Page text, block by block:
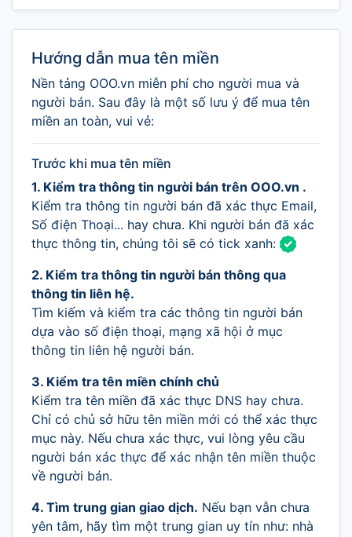
Hướng dẫn mua tên miền
Nền tảng OOO.vn miễn phí cho người mua và
người bán. Sau đây là một số lưu ý để mua tên
miền an toàn, vui vẻ:
Trước khi mua tên miền
1. Kiểm tra thông tin người bán trên OOO.vn .
Kiểm tra thông tin người bán đã xác thực Email,
Số điện Thoại... hay chưa. Khi người bán đã xác
thực thông tin, chúng tôi sẽ có tick xanh:
2. Kiểm tra thông tin người bán thông qua
thông tin liên hệ.
Tìm kiếm và kiểm tra các thông tin người bán
dựa vào số điện thoại, mạng xã hội ở mục
thông tin liên hệ người bán.
3. Kiểm tra tên miền chính chủ
Kiểm tra tên miền đã xác thực DNS hay chưa.
Chỉ có chủ sở hữu tên miền mới có thể xác thực
mục này. Nếu chưa xác thực, vui lòng yêu cầu
người bán xác thực để xác nhận tên miền thuộc
về người bán.
4. Tìm trung gian giao dịch. Nếu bạn vẫn chưa
yên tâm, hãy tìm một trung gian uy tín như: nhà